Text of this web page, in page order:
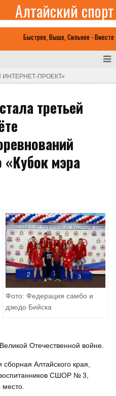
Быстрее, Выше, Сильнее - Вместе
Алтайский спорт
ПРОЕКТ»
третьей
«Кубок мэра
Фото: Федерация самбо и
дзюдо Бийска
Отечественной войне.
Алтайского края,
СШОР № 3,